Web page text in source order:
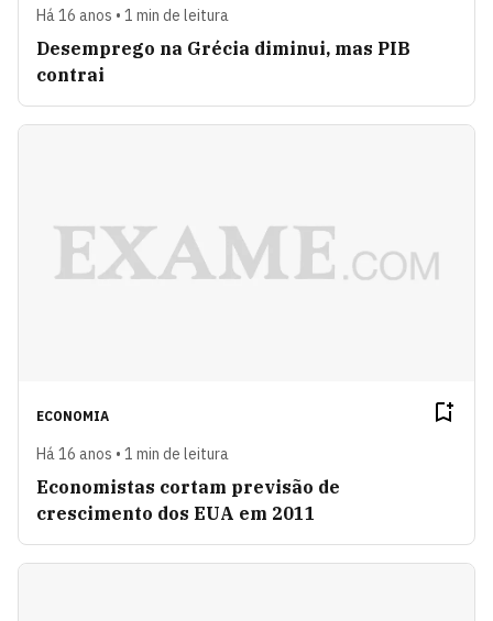
Há 16 anos • 1 min de leitura
Desemprego na Grécia diminui, mas PIB
contrai
ECONOMIA
Há 16 anos • 1 min de leitura
Economistas cortam previsão de
crescimento dos EUA em 2011